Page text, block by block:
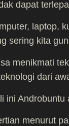
dapat
laptop,
sering kita
menikmati
dari
ini
menurut